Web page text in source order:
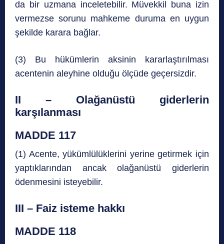
da bir uzmana inceletebilir. Müvekkil buna izin
vermezse sorunu mahkeme duruma en uygun
şekilde karara bağlar.
(3) Bu hükümlerin aksinin kararlaştırılması
acentenin aleyhine olduğu ölçüde geçersizdir.
II – Olağanüstü giderlerin
karşılanması
MADDE 117
(1) Acente, yükümlülüklerini yerine getirmek için
yaptıklarından ancak olağanüstü giderlerin
ödenmesini isteyebilir.
III – Faiz isteme hakkı
MADDE 118